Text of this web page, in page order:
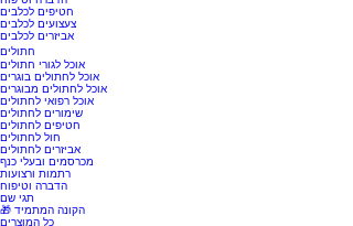
חטיפים לכלבים
צעצועים לכלבים
אביזרים לכלבים
חתולים
אוכל לגורי חתולים
אוכל לחתולים בוגרים
אוכל לחתולים מבוגרים
אוכל רפואי לחתולים
שימורים לחתולים
חטיפים לחתולים
חול לחתולים
אביזרים לחתולים
מכרסמים ובעלי כנף
רתמות ורצועות
הדברה וטיפוח
תגי שם
🎁 הקונה המתמיד
כל המוצרים